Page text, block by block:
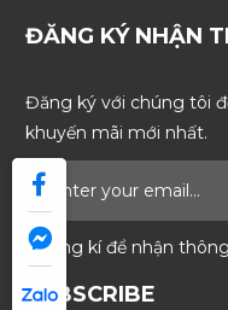
ĐĂNG KÝ NHẬN
Đăng ký với chúng tôi
khuyến mãi mới nhất.
* Đăng kí để nhận
SUBSCRIBE